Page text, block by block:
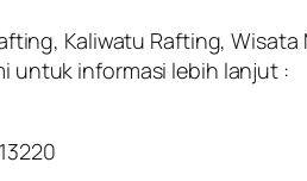
Kaliwatu Rafting,
untuk informasi lebih lanjut :